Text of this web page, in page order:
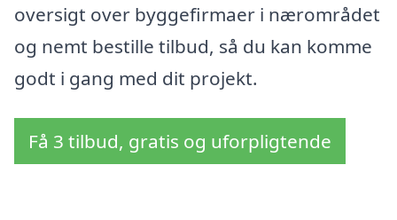
oversigt over byggefirmaer i nærområdet
og nemt bestille tilbud, så du kan komme
godt i gang med dit projekt.
Få 3 tilbud, gratis og uforpligtende